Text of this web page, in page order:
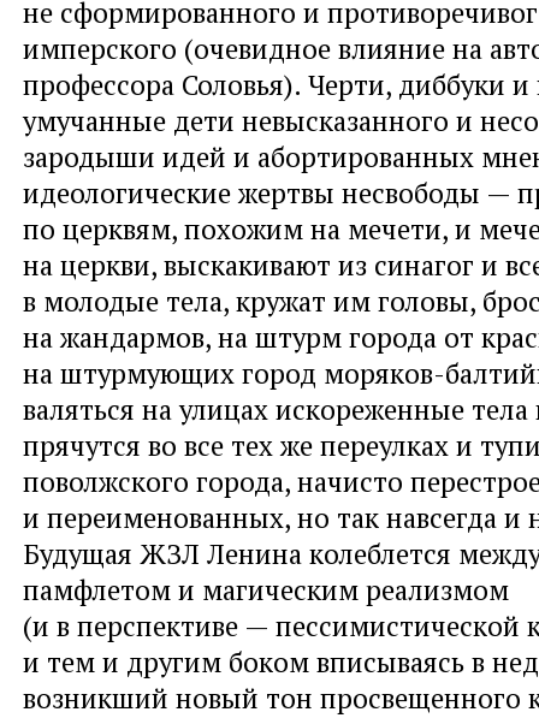
не сформированного и
имперского (очевидное влияние на
профессора Соловья). Черти, диббуки
умучанные дети невысказанного и
зародыши идей и абортированных
идеологические жертвы несвободы —
по церквям, похожим на мечети, и
на церкви, выскакивают из синагог и
в молодые тела, кружат им головы,
на жандармов, на штурм города от
на штурмующих город моряков-
валяться на улицах искореженные тела
прячутся во все тех же переулках и
поволжского города, начисто
и переименованных, но так навсегда и
Будущая ЖЗЛ Ленина колеблется
памфлетом и магическим реализмом
(и в перспективе — пессимистической
и тем и другим боком вписываясь в
возникший новый тон просвещенного